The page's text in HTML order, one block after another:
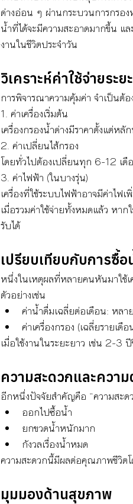
ด่างอ่อน ๆ ผ่านกระบวนการกรอ
น้ำที่ได้จะมีความสะอาดมากขึ้น แ
งานในชีวิตประจำวัน
วิเคราะห์ค่าใช้จ่ายระย
การพิจารณาความคุ้มค่า จำเป็นต้อ
1. ค่าเครื่องเริ่มต้น
เครื่องกรองน้ำด่างมีราคาตั้งแต่
2. ค่าเปลี่ยนไส้กรอง
โดยทั่วไปต้องเปลี่ยนทุก 6-12 เดื
3. ค่าไฟฟ้า (ในบางรุ่น)
เครื่องที่ใช้ระบบไฟฟ้าอาจมีค่าไฟ
เมื่อรวมค่าใช้จ่ายทั้งหมดแล้ว หา
รับได้
เปรียบเทียบกับการซื้
หนึ่งในเหตุผลที่หลายคนหันมาใช้เ
ตัวอย่างเช่น
ค่าน้ำดื่มเฉลี่ยต่อเดือน: หล
ค่าเครื่องกรอง (เฉลี่ยรายเ
เมื่อใช้งานในระยะยาว เช่น 2-3
ความสะดวกและความ
อีกหนึ่งปัจจัยสำคัญคือ “ความสะด
ออกไปซื้อน้ำ
ยกขวดน้ำหนักมาก
กังวลเรื่องน้ำหมด
ความสะดวกนี้มีผลต่อคุณภาพชีวิต
มุมมองด้านสุขภาพ